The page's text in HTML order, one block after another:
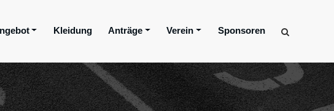
Kleidung Anträge Verein Sponsoren